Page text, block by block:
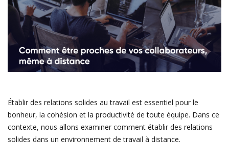
Établir des relations solides au travail est essentiel pour le
bonheur, la cohésion et la productivité de toute équipe. Dans ce
contexte, nous allons examiner comment établir des relations
solides dans un environnement de travail à distance.